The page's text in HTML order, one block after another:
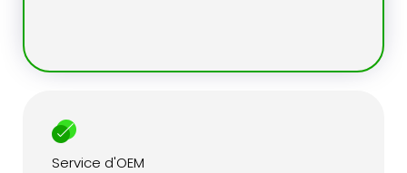
Service d'OEM